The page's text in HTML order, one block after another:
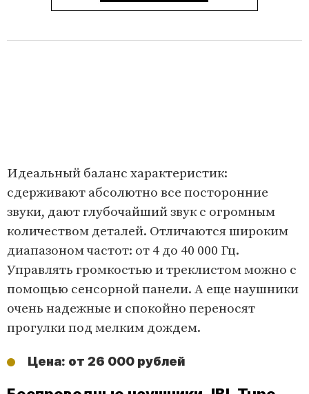
Идеальный баланс характеристик:
сдерживают абсолютно все посторонние
звуки, дают глубочайший звук с огромным
количеством деталей. Отличаются широким
диапазоном частот: от 4 до 40 000 Гц.
Управлять громкостью и треклистом можно с
помощью сенсорной панели. А еще наушники
очень надежные и спокойно переносят
прогулки под мелким дождем.
Цена: от 26 000 рублей